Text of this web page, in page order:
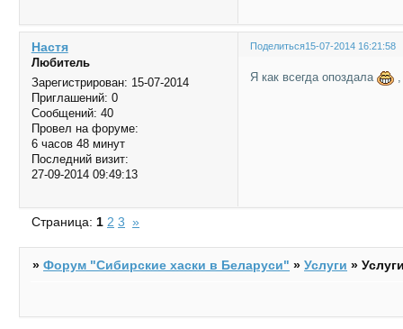
Поделиться15-07-2014 16:21:58
Настя
Любитель
Зарегистрирован: 15-07-2014
Приглашений: 0
Сообщений: 40
Провел на форуме:
6 часов 48 минут
Последний визит:
27-09-2014 09:49:13
Я как всегда опоздала
Страница: 1 2 3 »
»Форум "Cибирские хаски в Беларуси" »Услуги »